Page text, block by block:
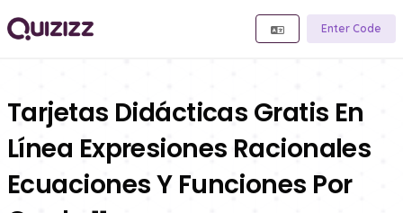
Enter Code
Tarjetas Didácticas Gratis En
Línea Expresiones Racionales
Ecuaciones Y Funciones Por